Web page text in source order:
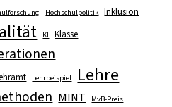
Hochschulpolitik Inklusion
KI Klasse
Lehrbeispiel Lehre
MINT
MvB-Preis